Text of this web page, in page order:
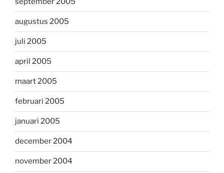
augustus 2005
juli 2005
april 2005
maart 2005
februari 2005
januari 2005
december 2004
november 2004